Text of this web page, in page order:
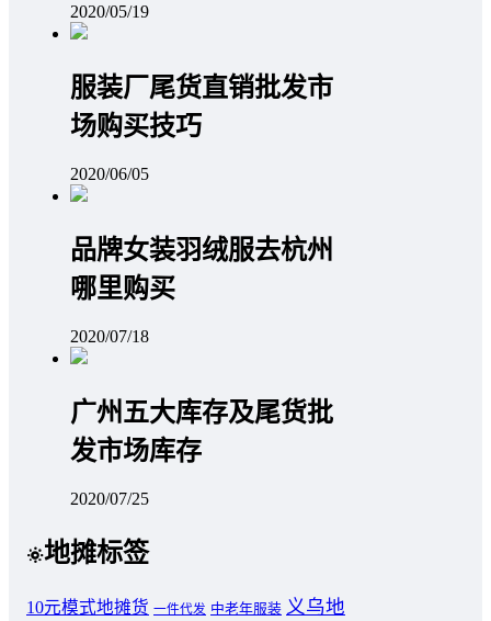
2020/05/19
服装厂尾货直销批发市
场购买技巧
2020/06/05
品牌女装羽绒服去杭州
哪里购买
2020/07/18
广州五大库存及尾货批
发市场库存
2020/07/25
地摊标签
10元模式地摊货 一件代发 中老年服装 义乌地